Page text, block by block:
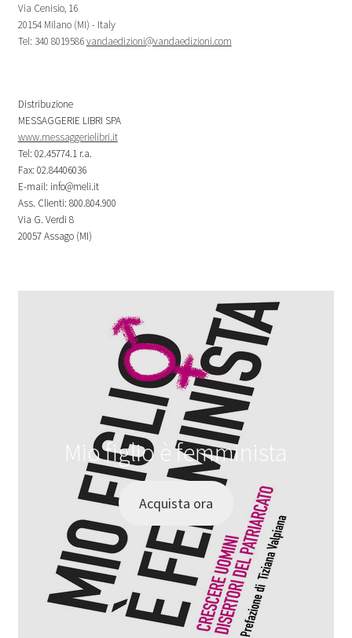
Via Cenisio, 16
20154 Milano (MI) - Italy
Tel: 340 8019586vandaedizioni@vandaedizioni.com
Distribuzione
MESSAGGERIE LIBRI SPA
www.messaggerielibri.it
Tel: 02.45774.1 r.a.
Fax: 02.84406036
E-mail: info@meli.it
Ass. Clienti: 800.804.900
Via G. Verdi 8
20057 Assago (MI)
Mio figlio è femminista
Acquista ora